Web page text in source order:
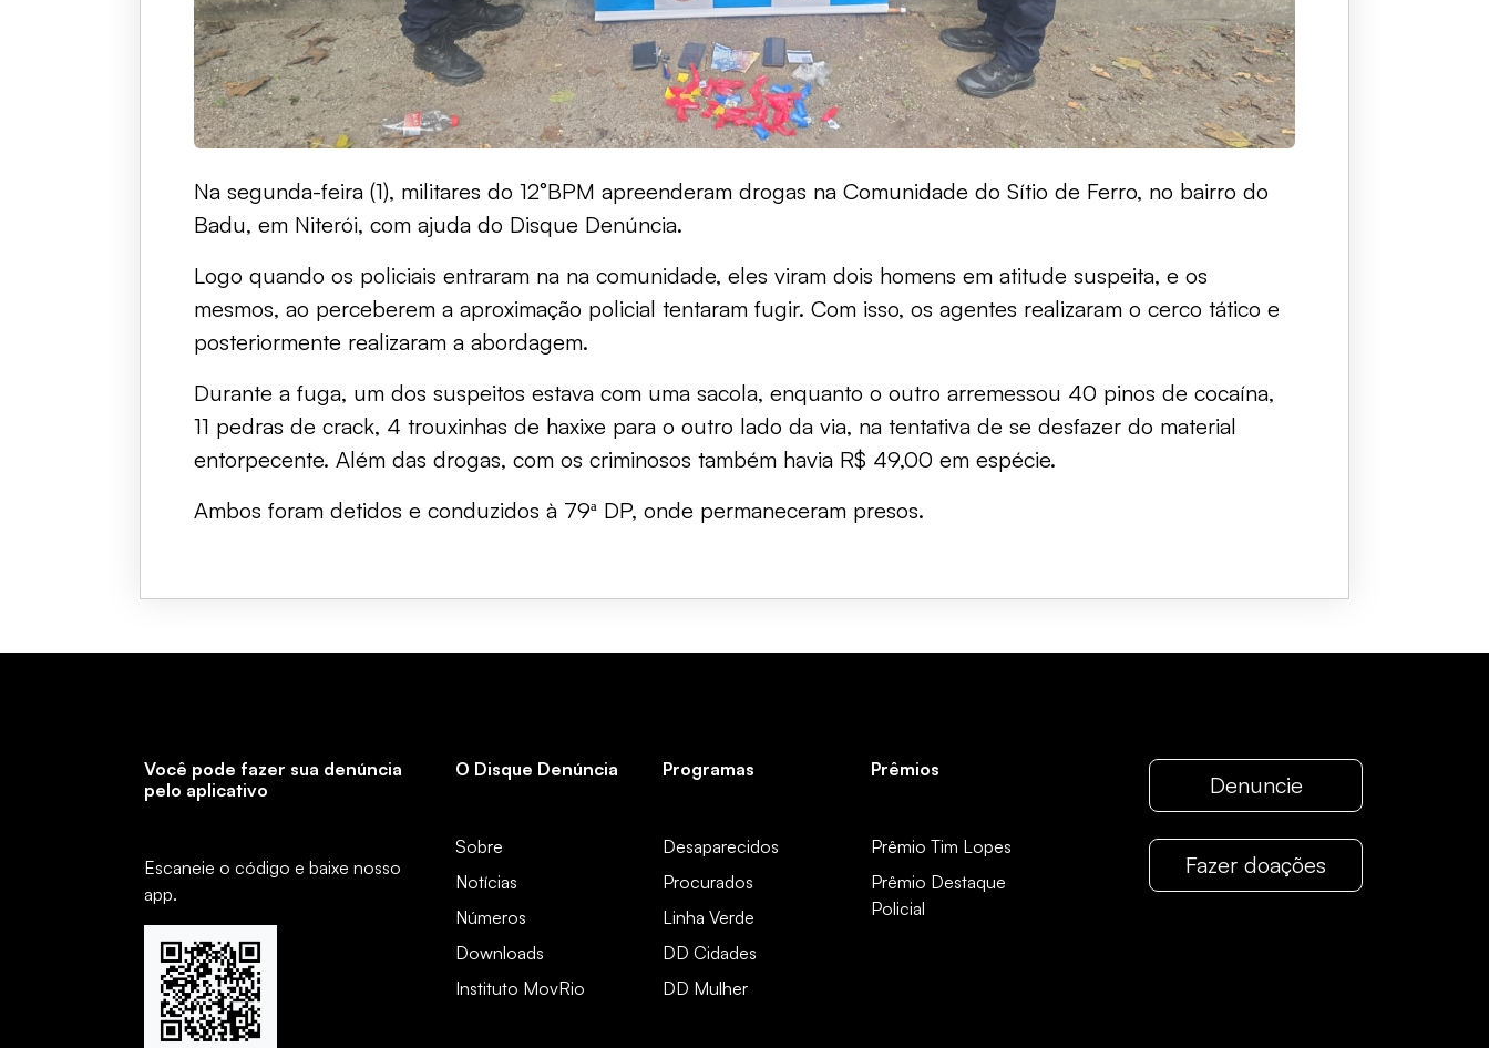
Na segunda-feira (1), militares do 12°BPM apreenderam drogas na Comunidade do Sítio de Ferro, no bairro do
Badu, em Niterói, com ajuda do Disque Denúncia.
Logo quando os policiais entraram na na comunidade, eles viram dois homens em atitude suspeita, e os
mesmos, ao perceberem a aproximação policial tentaram fugir. Com isso, os agentes realizaram o cerco tático e
posteriormente realizaram a abordagem.
Durante a fuga, um dos suspeitos estava com uma sacola, enquanto o outro arremessou 40 pinos de cocaína,
11 pedras de crack, 4 trouxinhas de haxixe para o outro lado da via, na tentativa de se desfazer do material
entorpecente. Além das drogas, com os criminosos também havia R$ 49,00 em espécie.
Ambos foram detidos e conduzidos à 79ª DP, onde permaneceram presos.
Você pode fazer sua denúncia
pelo aplicativo
Escaneie o código e baixe nosso
app.
O Disque Denúncia
Sobre
Notícias
Números
Downloads
Instituto MovRio
Programas
Desaparecidos
Procurados
Linha Verde
DD Cidades
DD Mulher
Prêmios
Prêmio Tim Lopes
Prêmio Destaque
Policial
Denuncie
Fazer doações